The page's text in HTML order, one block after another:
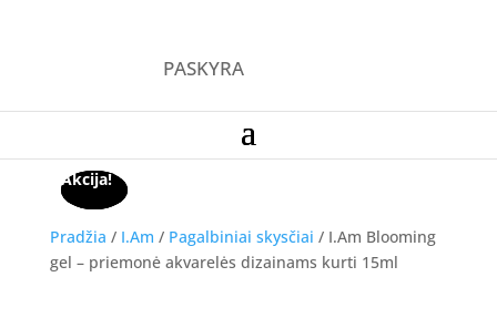
PASKYRA
Pradžia / I.Am / Pagalbiniai skysčiai / I.Am Blooming
gel – priemonė akvarelės dizainams kurti 15ml
Akcija!
Akcija!
Akcija!